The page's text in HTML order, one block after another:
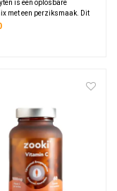
is een oplosbare
met een perziksmaak. Dit
is ideaal om op een